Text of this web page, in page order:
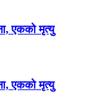
एकको मृत्यु
एकको मृत्यु